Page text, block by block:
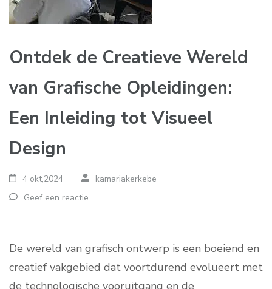
Ontdek de Creatieve Wereld
van Grafische Opleidingen:
Een Inleiding tot Visueel
Design
4 okt,2024
kamariakerkebe
Geef een reactie
De wereld van grafisch ontwerp is een boeiend en
creatief vakgebied dat voortdurend evolueert met
de technologische vooruitgang en de